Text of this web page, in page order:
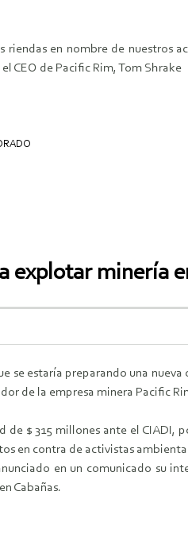
riendas en nombre de
CEO de Pacific Rim, Tom Shrake
explotar minería
se estaría preparando una
de la empresa minera Pacific
$ 315 millones ante el
en contra de activistas
en un comunicado su
Cabañas.